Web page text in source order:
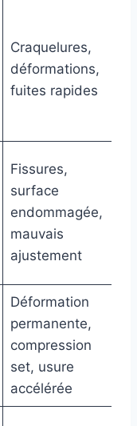
Craquelures,
déformations,
fuites rapides
Fissures,
surface
endommagée,
mauvais
ajustement
Déformation
permanente,
compression
set, usure
accélérée